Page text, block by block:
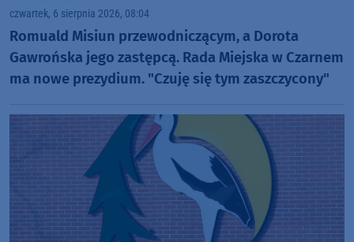
czwartek, 6 sierpnia 2026, 08:04
Romuald Misiun przewodniczącym, a Dorota
Gawrońska jego zastępcą. Rada Miejska w Czarnem
ma nowe prezydium. "Czuję się tym zaszczycony"